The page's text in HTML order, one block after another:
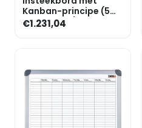
Kanban-principe (5
segmenten)
€1.231,04